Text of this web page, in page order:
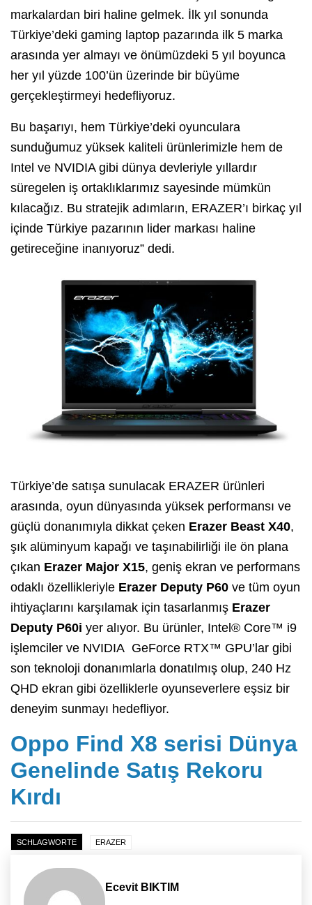
markalardan biri haline gelmek. İlk yıl sonunda
Türkiye’deki gaming laptop pazarında ilk 5 marka
arasında yer almayı ve önümüzdeki 5 yıl boyunca
her yıl yüzde 100’ün üzerinde bir büyüme
gerçekleştirmeyi hedefliyoruz.
Bu başarıyı, hem Türkiye’deki oyunculara
sunduğumuz yüksek kaliteli ürünlerimizle hem de
Intel ve NVIDIA gibi dünya devleriyle yıllardır
süregelen iş ortaklıklarımız sayesinde mümkün
kılacağız. Bu stratejik adımların, ERAZER’ı birkaç yıl
içinde Türkiye pazarının lider markası haline
getireceğine inanıyoruz” dedi.
Türkiye’de satışa sunulacak ERAZER ürünleri
arasında, oyun dünyasında yüksek performansı ve
güçlü donanımıyla dikkat çeken Erazer Beast X40,
şık alüminyum kapağı ve taşınabilirliği ile ön plana
çıkan Erazer Major X15, geniş ekran ve performans
odaklı özellikleriyle Erazer Deputy P60 ve tüm oyun
ihtiyaçlarını karşılamak için tasarlanmış Erazer
Deputy P60i yer alıyor. Bu ürünler, Intel® Core™ i9
işlemciler ve NVIDIA GeForce RTX™ GPU’lar gibi
son teknoloji donanımlarla donatılmış olup, 240 Hz
QHD ekran gibi özelliklerle oyunseverlere eşsiz bir
deneyim sunmayı hedefliyor.
Oppo Find X8 serisi Dünya
Genelinde Satış Rekoru
Kırdı
SCHLAGWORTE ERAZER
Ecevit BIKTIM